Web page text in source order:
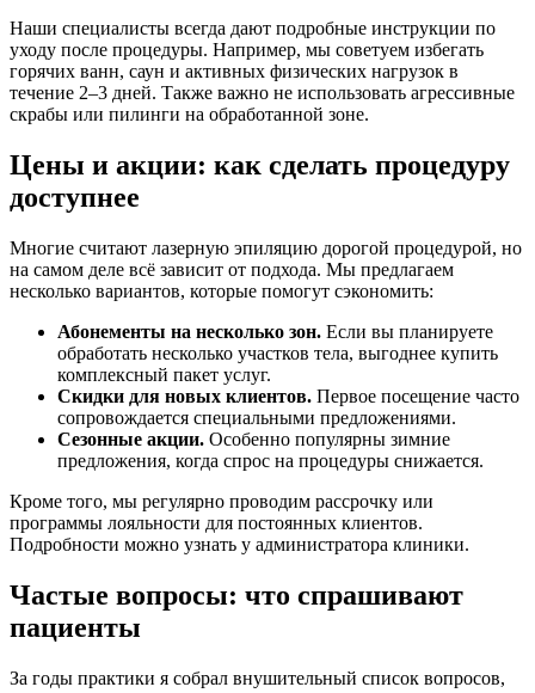
Наши специалисты всегда дают подробные инструкции по
уходу после процедуры. Например, мы советуем избегать
горячих ванн, саун и активных физических нагрузок в
течение 2–3 дней. Также важно не использовать агрессивные
скрабы или пилинги на обработанной зоне.
Цены и акции: как сделать процедуру
доступнее
Многие считают лазерную эпиляцию дорогой процедурой, но
на самом деле всё зависит от подхода. Мы предлагаем
несколько вариантов, которые помогут сэкономить:
Абонементы на несколько зон. Если вы планируете
обработать несколько участков тела, выгоднее купить
комплексный пакет услуг.
Скидки для новых клиентов. Первое посещение часто
сопровождается специальными предложениями.
Сезонные акции. Особенно популярны зимние
предложения, когда спрос на процедуры снижается.
Кроме того, мы регулярно проводим рассрочку или
программы лояльности для постоянных клиентов.
Подробности можно узнать у администратора клиники.
Частые вопросы: что спрашивают
пациенты
За годы практики я собрал внушительный список вопросов,